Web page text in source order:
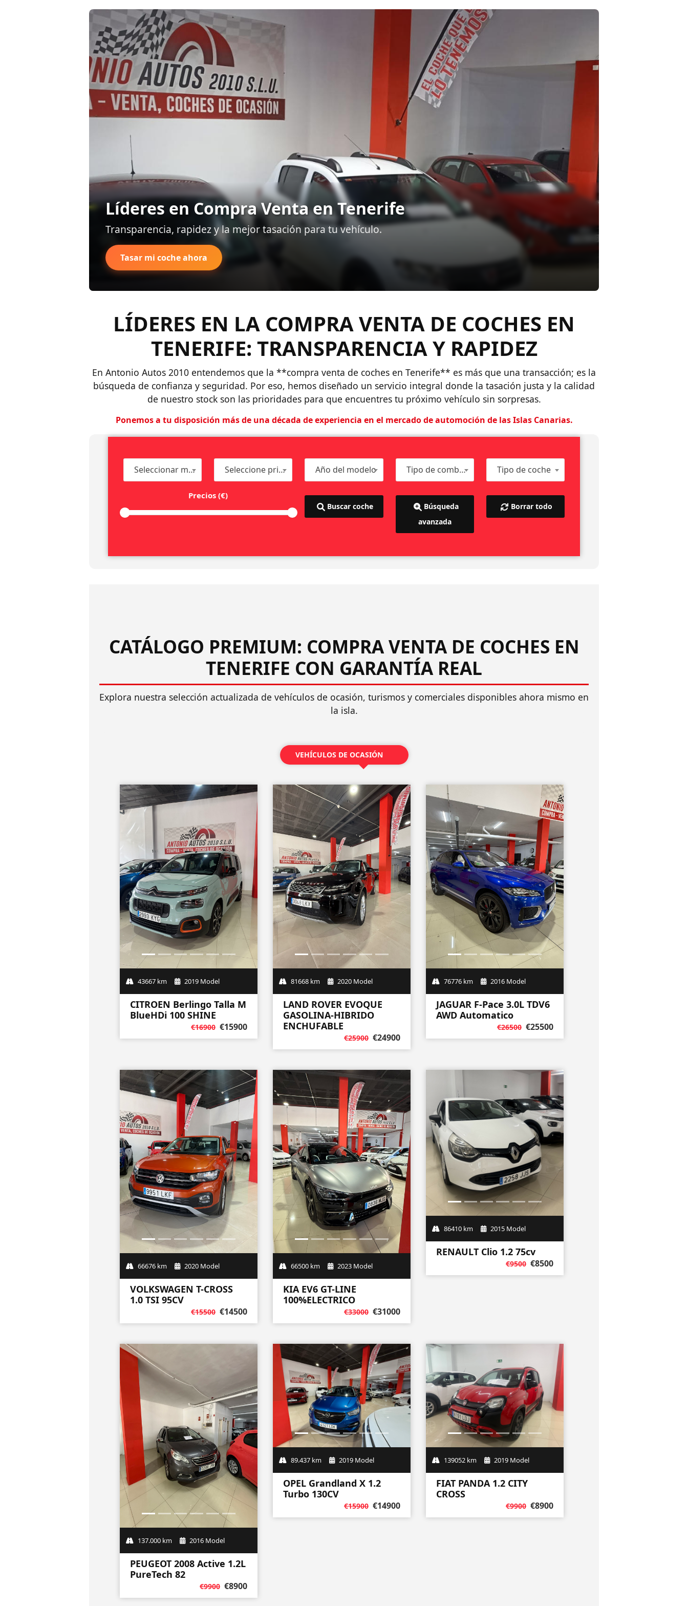
Líderes en Compra Venta en Tenerife
Transparencia, rapidez y la mejor tasación para tu vehículo.
Tasar mi coche ahora
Garantía Real en
Más de una década de
LÍDERES EN LA COMPRA VENTA DE COCHES EN
TENERIFE: TRANSPARENCIA Y RAPIDEZ
En Antonio Autos 2010 entendemos que la **compra venta de coches en Tenerife** es más que una transacción; es la
búsqueda de confianza y seguridad. Por eso, hemos diseñado un servicio integral donde la tasación justa y la calidad
de nuestro stock son las prioridades para que encuentres tu próximo vehículo sin sorpresas.
Ponemos a tu disposición más de una década de experiencia en el mercado de automoción de las Islas Canarias.
Seleccionar marca Seleccione primero la marca Año del modelo Tipo de combustible del vehículo Tipo de coche
Precios (€)
Buscar coche
avanzada
Borrar todo
CATÁLOGO PREMIUM: COMPRA VENTA DE COCHES EN
TENERIFE CON GARANTÍA REAL
Explora nuestra selección actualizada de vehículos de ocasión, turismos y comerciales disponibles ahora mismo en
la isla.
VEHÍCULOS DE OCASIÓN
43667 km 2019 Model
CITROEN Berlingo Talla M
BlueHDi 100 SHINE
€16900€15900
81668 km 2020 Model
LAND ROVER EVOQUE
GASOLINA-HIBRIDO
ENCHUFABLE
€25900€24900
76776 km 2016 Model
JAGUAR F-Pace 3.0L TDV6
AWD Automatico
€26500€25500
66676 km 2020 Model
VOLKSWAGEN T-CROSS
1.0 TSI 95CV
€15500€14500
66500 km 2023 Model
KIA EV6 GT-LINE
100%ELECTRICO
€33000€31000
86410 km 2015 Model
RENAULT Clio 1.2 75cv
€9500€8500
137.000 km 2016 Model
PEUGEOT 2008 Active 1.2L
PureTech 82
€9900€8900
89.437 km 2019 Model
OPEL Grandland X 1.2
Turbo 130CV
€15900 €14900
139052 km 2019 Model
FIAT PANDA 1.2 CITY
CROSS
€9900
Ver todos los coches disponibles en Tenerife
ESTRATEGIA Y CONFIANZA EN LA COMPRA VENTA DE COCHES